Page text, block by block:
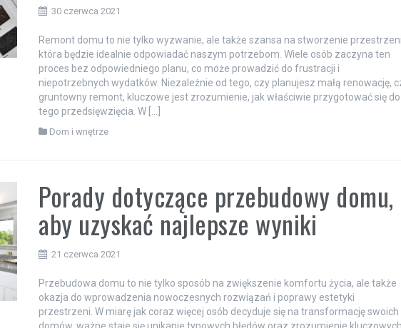
30 czerwca 2021
Remont domu to nie tylko wyzwanie, ale także szansa na stworzenie
która będzie idealnie odpowiadać naszym potrzebom. Wiele osób zaczyna ten
proces bez odpowiedniego planu, co może prowadzić do frustracji i
niepotrzebnych wydatków. Niezależnie od tego, czy planujesz małą renowację,
gruntowny remont, kluczowe jest zrozumienie, jak właściwie przygotować się do
tego przedsięwzięcia. W […]
Dom i wnętrze
Porady dotyczące przebudowy domu,
aby uzyskać najlepsze wyniki
21 czerwca 2021
Przebudowa domu to nie tylko sposób na zwiększenie komfortu życia, ale także
okazja do wprowadzenia nowoczesnych rozwiązań i poprawy estetyki
przestrzeni. W miarę jak coraz więcej osób decyduje się na transformację swoich
domów, ważne staje się unikanie typowych błędów oraz zrozumienie kluczowych